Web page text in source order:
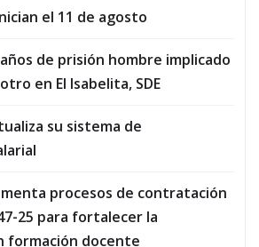
el 11 de agosto
de prisión hombre implicado
en El Isabelita, SDE
su sistema de
procesos de contratación
25 para fortalecer la
formación docente